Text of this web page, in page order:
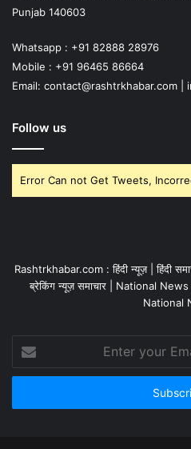
Punjab 140603
Whatsapp : +91 82888 28976
Mobile : +91 96465 86664
Email: contact@rashtrkhabar.com |
Follow us
Error Can not Get Tweets,
Rashtrkhabar.com : हिंदी न्यूज़ | हिंदी
ब्रेकिंग न्यूज़ समाचार | National
National
your
Email